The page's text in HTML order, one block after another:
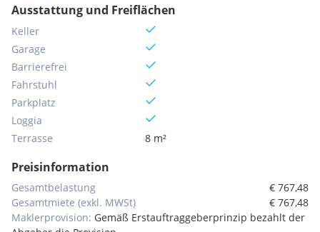
Ausstattung und Freiflächen
Keller
Garage
Barrierefrei
Fahrstuhl
Parkplatz
Loggia
Terrasse
8 m²
Preisinformation
Gesamtbelastung
€ 767,48
Gesamtmiete (exkl. MWSt)
€ 767,48
Maklerprovision: Gemäß Erstauftraggeberprinzip bezahlt der